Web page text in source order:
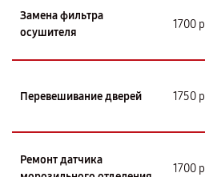
Замена фильтра
осушителя
1700 р
Перевешивание дверей 1750 р
Ремонт датчика
1700 р